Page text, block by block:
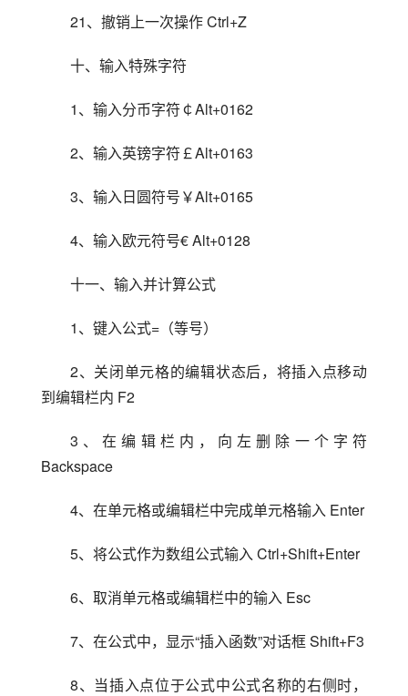
21、撤销上一次操作 Ctrl+Z
十、输入特殊字符
1、输入分币字符￠Alt+0162
2、输入英镑字符￡Alt+0163
3、输入日圆符号￥Alt+0165
4、输入欧元符号€ Alt+0128
十一、输入并计算公式
1、键入公式=（等号）
2、关闭单元格的编辑状态后，将插入点移动
到编辑栏内 F2
3、在编辑栏内，向左删除一个字符
Backspace
4、在单元格或编辑栏中完成单元格输入 Enter
5、将公式作为数组公式输入 Ctrl+Shift+Enter
6、取消单元格或编辑栏中的输入 Esc
7、在公式中，显示“插入函数”对话框 Shift+F3
8、当插入点位于公式中公式名称的右侧时，